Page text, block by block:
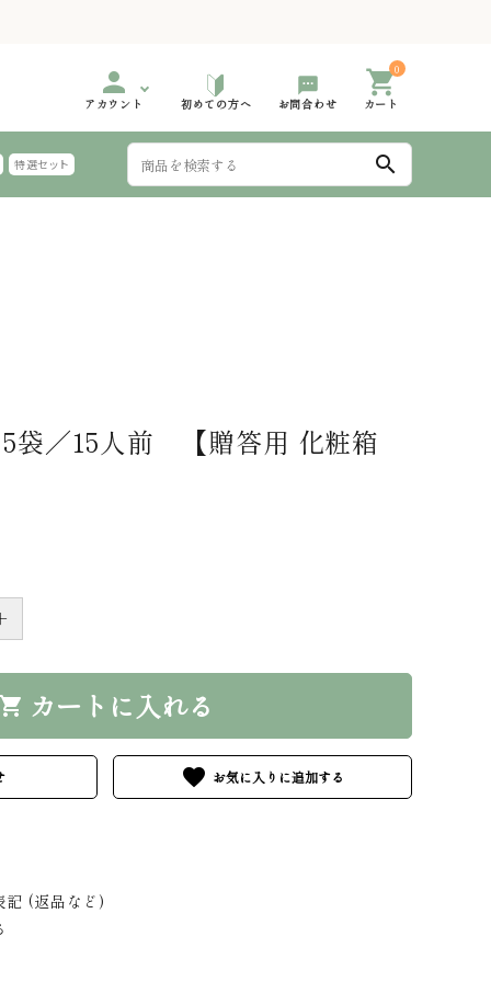
person
アカウント 初めての方へ お問合わせ
0
shopping_cart
カート
特選セット search
袋／15人前 【贈答用 化粧箱
shopping_cart カートに入れる
favorite
記 (返品など)